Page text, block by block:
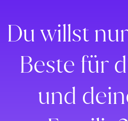
Du willst
Beste für
und